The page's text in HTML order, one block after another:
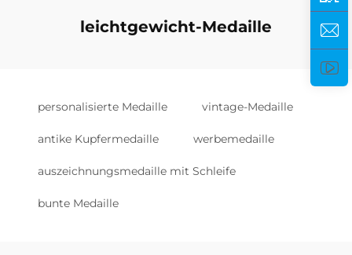
leichtgewicht-Medaille
personalisierte Medaille vintage-Medaille
antike Kupfermedaille werbemedaille
auszeichnungsmedaille mit Schleife
bunte Medaille